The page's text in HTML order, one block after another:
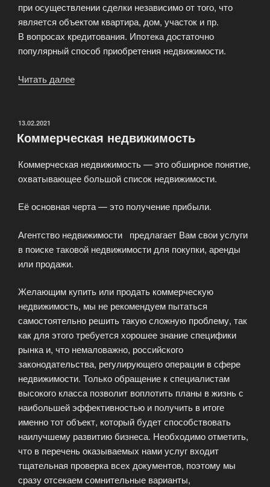
при осуществлении сделки независимо от того, что
является объектом квартира, дом, участок и пр.
В вопросах кредитования. Ипотека достаточно
популярный способ приобретения недвижимости.
Читать далее
ОПУБЛИКОВАНО
13.02.2021
Коммерческая недвижимость
Коммерческая недвижимость — это обширное понятие,
охватывающее большой список недвижимости.
Её основная черта — это получение прибыли.
Агентство недвижимости предлагает Вам свои услуги
в поиске таковой недвижимости для покупки, аренды
или продажи.
Желающим купить или продать коммерческую
недвижимость, мы не рекомендуем пытаться
самостоятельно решить такую сложную проблему, так
как для этого требуется хорошее знание специфики
рынка и, что немаловажно, российского
законодательства, регулирующего операции в сфере
недвижимости. Только обращение к специалистам
высокого класса позволит воплотить планы в жизнь с
наибольшей эффективностью и получить в итоге
именно тот объект, который будет способствовать
наилучшему развитию бизнеса. Необходимо отметить,
что в перечень оказываемых нами услуг входит
тщательная проверка всех документов, поэтому мы
сразу отсекаем сомнительные варианты,